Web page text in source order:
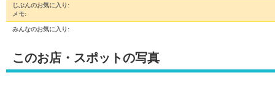
じぶんのお気に入り:
メモ:
みんなのお気に入り:
このお店・スポットの写真